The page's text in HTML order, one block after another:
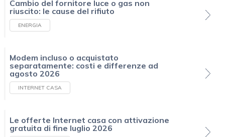
Cambio del fornitore luce o gas non
riuscito: le cause del rifiuto
ENERGIA
Modem incluso o acquistato
separatamente: costi e differenze ad
agosto 2026
INTERNET CASA
Le offerte Internet casa con attivazione
gratuita di fine luglio 2026